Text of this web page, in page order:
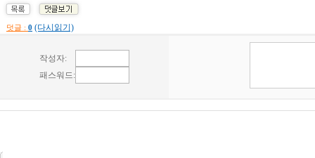
덧글 : 0 (다시읽기)